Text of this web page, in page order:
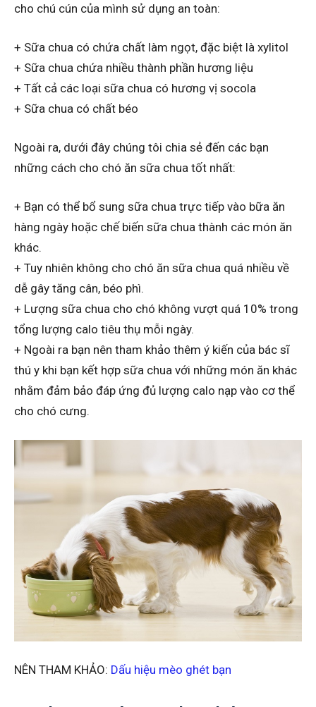
cho chú cún của mình sử dụng an toàn:
+ Sữa chua có chứa chất làm ngọt, đặc biệt là xylitol
+ Sữa chua chứa nhiều thành phần hương liệu
+ Tất cả các loại sữa chua có hương vị socola
+ Sữa chua có chất béo
Ngoài ra, dưới đây chúng tôi chia sẻ đến các bạn
những cách cho chó ăn sữa chua tốt nhất:
+ Bạn có thể bổ sung sữa chua trực tiếp vào bữa ăn
hàng ngày hoặc chế biến sữa chua thành các món ăn
khác.
+ Tuy nhiên không cho chó ăn sữa chua quá nhiều về
dễ gây tăng cân, béo phì.
+ Lượng sữa chua cho chó không vượt quá 10% trong
tổng lượng calo tiêu thụ mỗi ngày.
+ Ngoài ra bạn nên tham khảo thêm ý kiến của bác sĩ
thú y khi bạn kết hợp sữa chua với những món ăn khác
nhằm đảm bảo đáp ứng đủ lượng calo nạp vào cơ thể
cho chó cưng.
NÊN THAM KHẢO: Dấu hiệu mèo ghét bạn